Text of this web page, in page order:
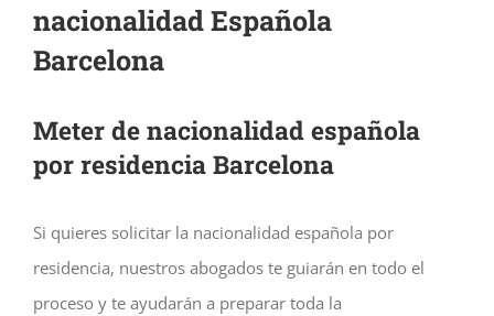
nacionalidad Española
Barcelona
Meter de nacionalidad española
por residencia Barcelona
Si quieres solicitar la nacionalidad española por
residencia, nuestros abogados te guiarán en todo el
proceso y te ayudarán a preparar toda la